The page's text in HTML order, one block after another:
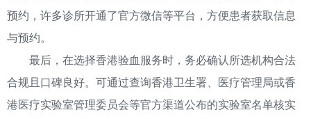
预约，许多诊所开通了官方微信等平台，方便患者获取信息
与预约。
最后，在选择香港验血服务时，务必确认所选机构合法
合规且口碑良好。可通过查询香港卫生署、医疗管理局或香
港医疗实验室管理委员会等官方渠道公布的实验室名单核实